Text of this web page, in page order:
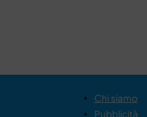
Chi siamo
Pubblicità